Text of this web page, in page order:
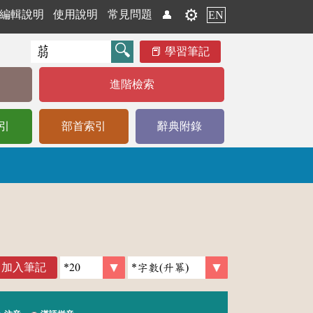
編輯說明 使用說明 常見問題 👤 ⚙️ EN
學習筆記
進階檢索
部首索引 辭典附錄
加入筆記